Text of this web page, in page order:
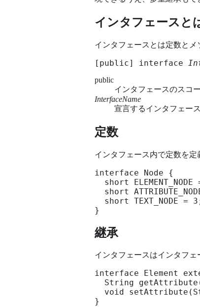
インタフェースと
インタフェースとは定数とメ
[public] interface
public
インタフェースのスコ
InterfaceName
宣言するインタフェー
定数
インタフェース内で定数を定
interface Node {
short ELEMENT_NODE
short
short TEXT_NODE =
}
継承
インタフェースはインタフェ
interface Element
String
void
}